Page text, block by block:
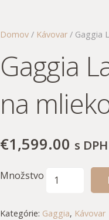
Domov/ Kávovar/ Gaggia
Gaggia
na
€1,599.00 s DPH
Množstvo
Kategórie: Gaggia, Kávovar